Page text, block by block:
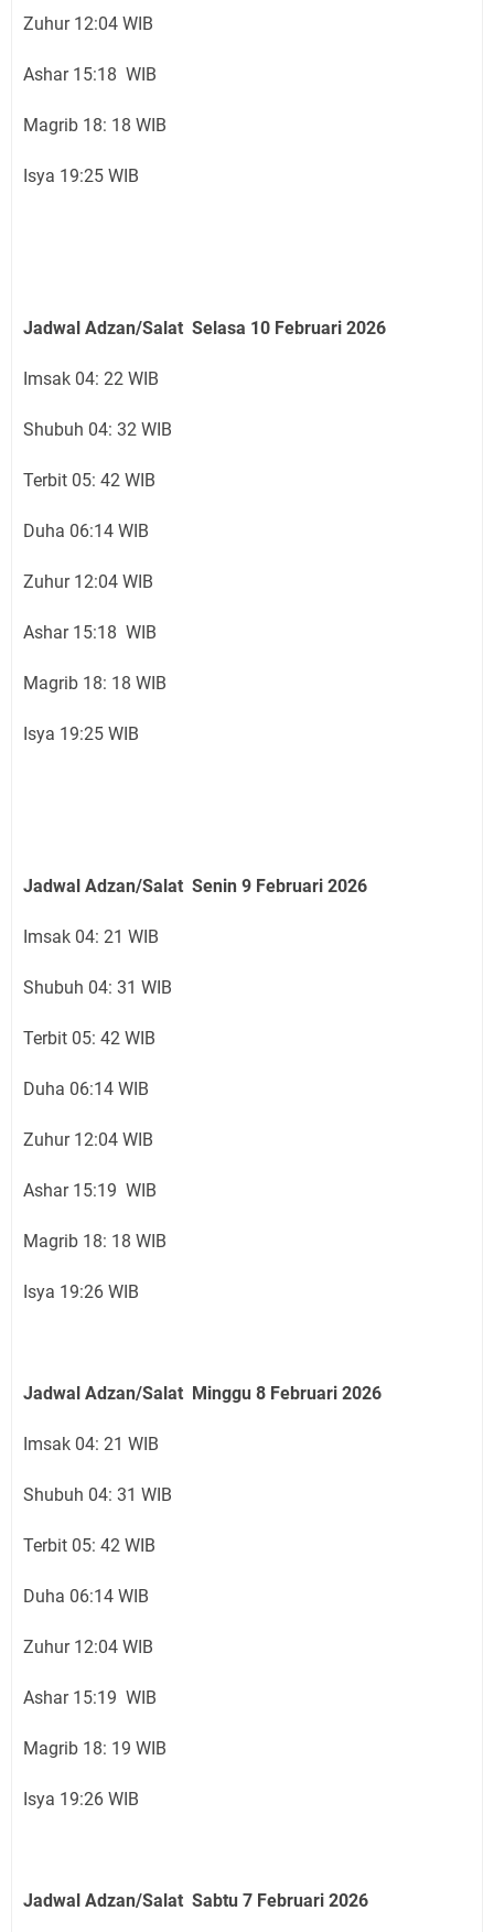
Zuhur 12:04 WIB
Ashar 15:18 WIB
Magrib 18: 18 WIB
Isya 19:25 WIB
Jadwal Adzan/Salat Selasa 10 Februari 2026
Imsak 04: 22 WIB
Shubuh 04: 32 WIB
Terbit 05: 42 WIB
Duha 06:14 WIB
Zuhur 12:04 WIB
Ashar 15:18 WIB
Magrib 18: 18 WIB
Isya 19:25 WIB
Jadwal Adzan/Salat Senin 9 Februari 2026
Imsak 04: 21 WIB
Shubuh 04: 31 WIB
Terbit 05: 42 WIB
Duha 06:14 WIB
Zuhur 12:04 WIB
Ashar 15:19 WIB
Magrib 18: 18 WIB
Isya 19:26 WIB
Jadwal Adzan/Salat Minggu 8 Februari 2026
Imsak 04: 21 WIB
Shubuh 04: 31 WIB
Terbit 05: 42 WIB
Duha 06:14 WIB
Zuhur 12:04 WIB
Ashar 15:19 WIB
Magrib 18: 19 WIB
Isya 19:26 WIB
Jadwal Adzan/Salat Sabtu 7 Februari 2026